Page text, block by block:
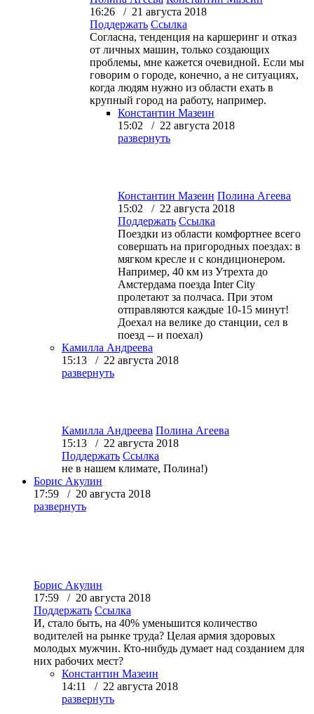
16:26 / 21 августа 2018
Поддержать Ссылка
Согласна, тенденция на каршеринг и отказ
от личных машин, только создающих
проблемы, мне кажется очевидной. Если мы
говорим о городе, конечно, а не ситуациях,
когда людям нужно из области ехать в
крупный город на работу, например.
Константин Мазеин
15:02 / 22 августа 2018
развернуть
Константин Мазеин Полина Агеева
15:02 / 22 августа 2018
Поддержать Ссылка
Поездки из области комфортнее всего
совершать на пригородных поездах: в
мягком кресле и с кондиционером.
Например, 40 км из Утрехта до
Амстердама поезда Inter City
пролетают за полчаса. При этом
отправляются каждые 10-15 минут!
Доехал на велике до станции, сел в
поезд -- и поехал)
Камилла Андреева
15:13 / 22 августа 2018
развернуть
Камилла Андреева Полина Агеева
15:13 / 22 августа 2018
Поддержать Ссылка
не в нашем климате, Полина!)
Борис Акулин
17:59 / 20 августа 2018
развернуть
Борис Акулин
17:59 / 20 августа 2018
Поддержать Ссылка
И, стало быть, на 40% уменьшится количество
водителей на рынке труда? Целая армия здоровых
молодых мужчин. Кто-нибудь думает над созданием для
них рабочих мест?
Константин Мазеин
14:11 / 22 августа 2018
развернуть